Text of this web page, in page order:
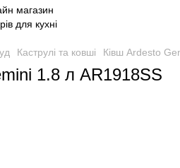
Каструлі та ковші Ківш Ardesto
1.8 л AR1918SS